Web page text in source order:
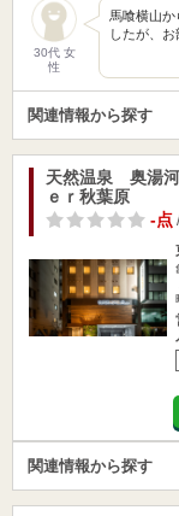
30代 女
性
馬喰横山
したが、
関連情報から探す
天然温泉 奥湯
ｅｒ秋葉原
-点/
関連情報から探す